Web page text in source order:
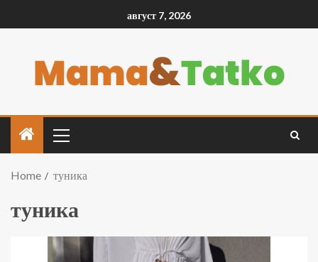
август 7, 2026
Home туника
туника